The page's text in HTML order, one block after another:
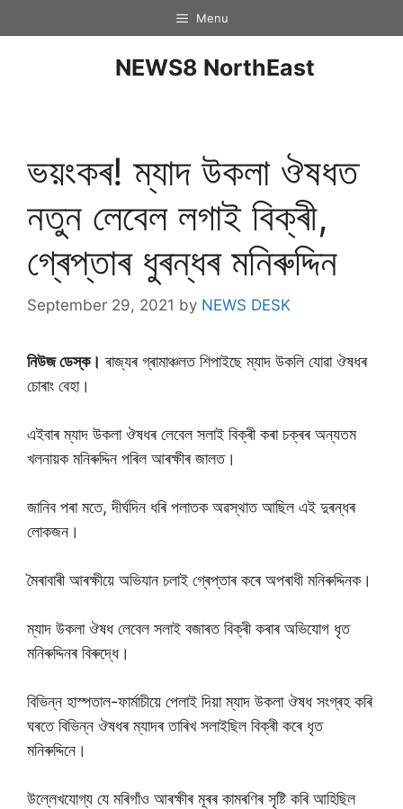
Menu
NEWS8 NorthEast
ভয়ংকৰ! ম্যাদ উকলা ঔষধত
নতুন লেবেল লগাই বিক্ৰী,
গ্ৰেপ্তাৰ ধুৰন্ধৰ মনিৰুদ্দিন
September 29, 2021 by NEWS DESK
নিউজ ডেস্ক। ৰাজ্যৰ গ্ৰামাঞ্চলত শিপাইছে ম্যাদ উকলি যােৱা ঔষধৰ
চােৰাং বেহা।
এইবাৰ ম্যাদ উকলা ঔষধৰ লেবেল সলাই বিক্ৰী কৰা চক্ৰৰ অন্যতম
খলনায়ক মনিৰুদ্দিন পৰিল আৰক্ষীৰ জালত।
জানিব পৰা মতে, দীৰ্ঘদিন ধৰি পলাতক অৱস্থাত আছিল এই দুৰন্ধৰ
লােকজন।
মৈৰাবাৰী আৰক্ষীয়ে অভিযান চলাই গ্ৰেপ্তাৰ কৰে অপৰাধী মনিৰুদ্দিনক।
ম্যাদ উকলা ঔষধ লেবেল সলাই বজাৰত বিক্ৰী কৰাৰ অভিযোগ ধৃত
মনিৰুদ্দিনৰ বিৰুদ্ধে।
বিভিন্ন হাস্পতাল-ফাৰ্মাচীয়ে পেলাই দিয়া ম্যাদ উকলা ঔষধ সংগ্ৰহ কৰি
ঘৰতে বিভিন্ন ঔষধৰ ম্যাদৰ তাৰিখ সলাইছিল বিক্ৰী কৰে ধৃত
মনিৰুদ্দিনে।
উল্লেখযোগ্য যে মৰিগাঁও আৰক্ষীৰ মূৰৰ কামৰণিৰ সৃষ্টি কৰি আহিছিল